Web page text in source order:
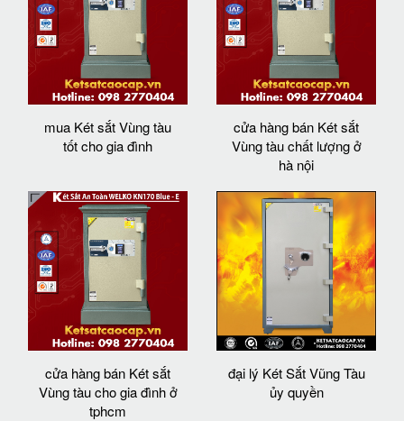
mua Két sắt Vùng tàu
tốt cho gia đình
cửa hàng bán Két sắt
Vùng tàu chất lượng ở
hà nội
cửa hàng bán Két sắt
Vùng tàu cho gia đình ở
tphcm
đại lý Két Sắt Vũng Tàu
ủy quyền